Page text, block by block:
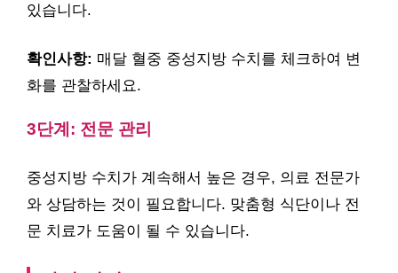
있습니다.
확인사항: 매달 혈중 중성지방 수치를 체크하여 변
화를 관찰하세요.
3단계: 전문 관리
중성지방 수치가 계속해서 높은 경우, 의료 전문가
와 상담하는 것이 필요합니다. 맞춤형 식단이나 전
문 치료가 도움이 될 수 있습니다.